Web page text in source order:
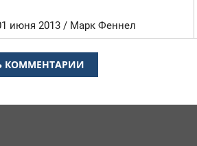
июня 2013 / Марк Феннел
КОММЕНТАРИИ